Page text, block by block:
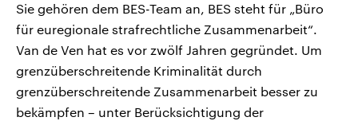
Sie gehören dem BES-Team an, BES steht für „Büro
für euregionale strafrechtliche Zusammenarbeit“.
Van de Ven hat es vor zwölf Jahren gegründet. Um
grenzüberschreitende Kriminalität durch
grenzüberschreitende Zusammenarbeit besser zu
bekämpfen – unter Berücksichtigung der